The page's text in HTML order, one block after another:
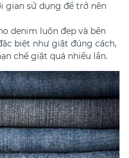
gian sử dụng để trở nên
denim luôn đẹp và bền
biệt như giặt đúng cách,
chế giặt quá nhiều lần.